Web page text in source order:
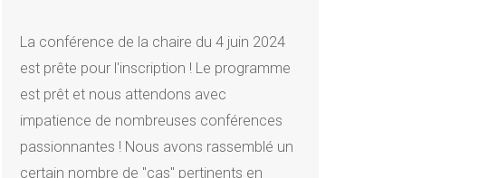
La conférence de la chaire du 4 juin 2024
est prête pour l'inscription ! Le programme
est prêt et nous attendons avec
impatience de nombreuses conférences
passionnantes ! Nous avons rassemblé un
certain nombre de "cas" pertinents en